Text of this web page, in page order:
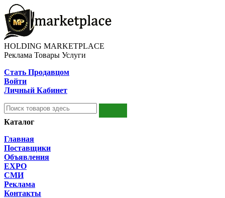
HOLDING MARKETPLACE
Реклама Товары Услуги
Стать Продавцом
Войти
Личный Кабинет
Каталог
Главная
Поставщики
Объявления
EXPO
СМИ
Реклама
Контакты